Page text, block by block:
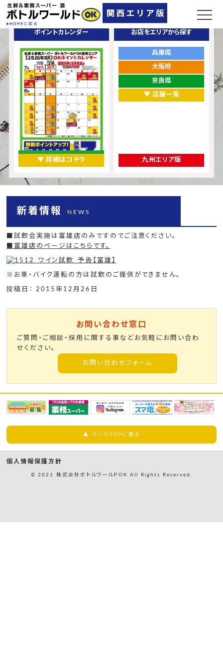
ポイントカレンダー
▼ 詳細はコチラ
お店をエリアから探す
兵庫県
大阪府
奈良県
▼ 店舗一覧
九州エリア版
新着情報 NEWS
■試飲会実施は富雄店のみですのでご注意ください。
■富雄店のページはこちらです。
※お車・バイク運転の方は試飲のご提供ができません。
投稿日： 2015年12月26日
お問い合わせ窓口
ご質問・ご相談・採用に関する事などお気軽にお問い合わ
せください。
お問い合わせフォーム
▲ ページTOPに戻る
個人情報保護方針
© 2021 株式会社ボトルワールドOK All Rights Reserved.